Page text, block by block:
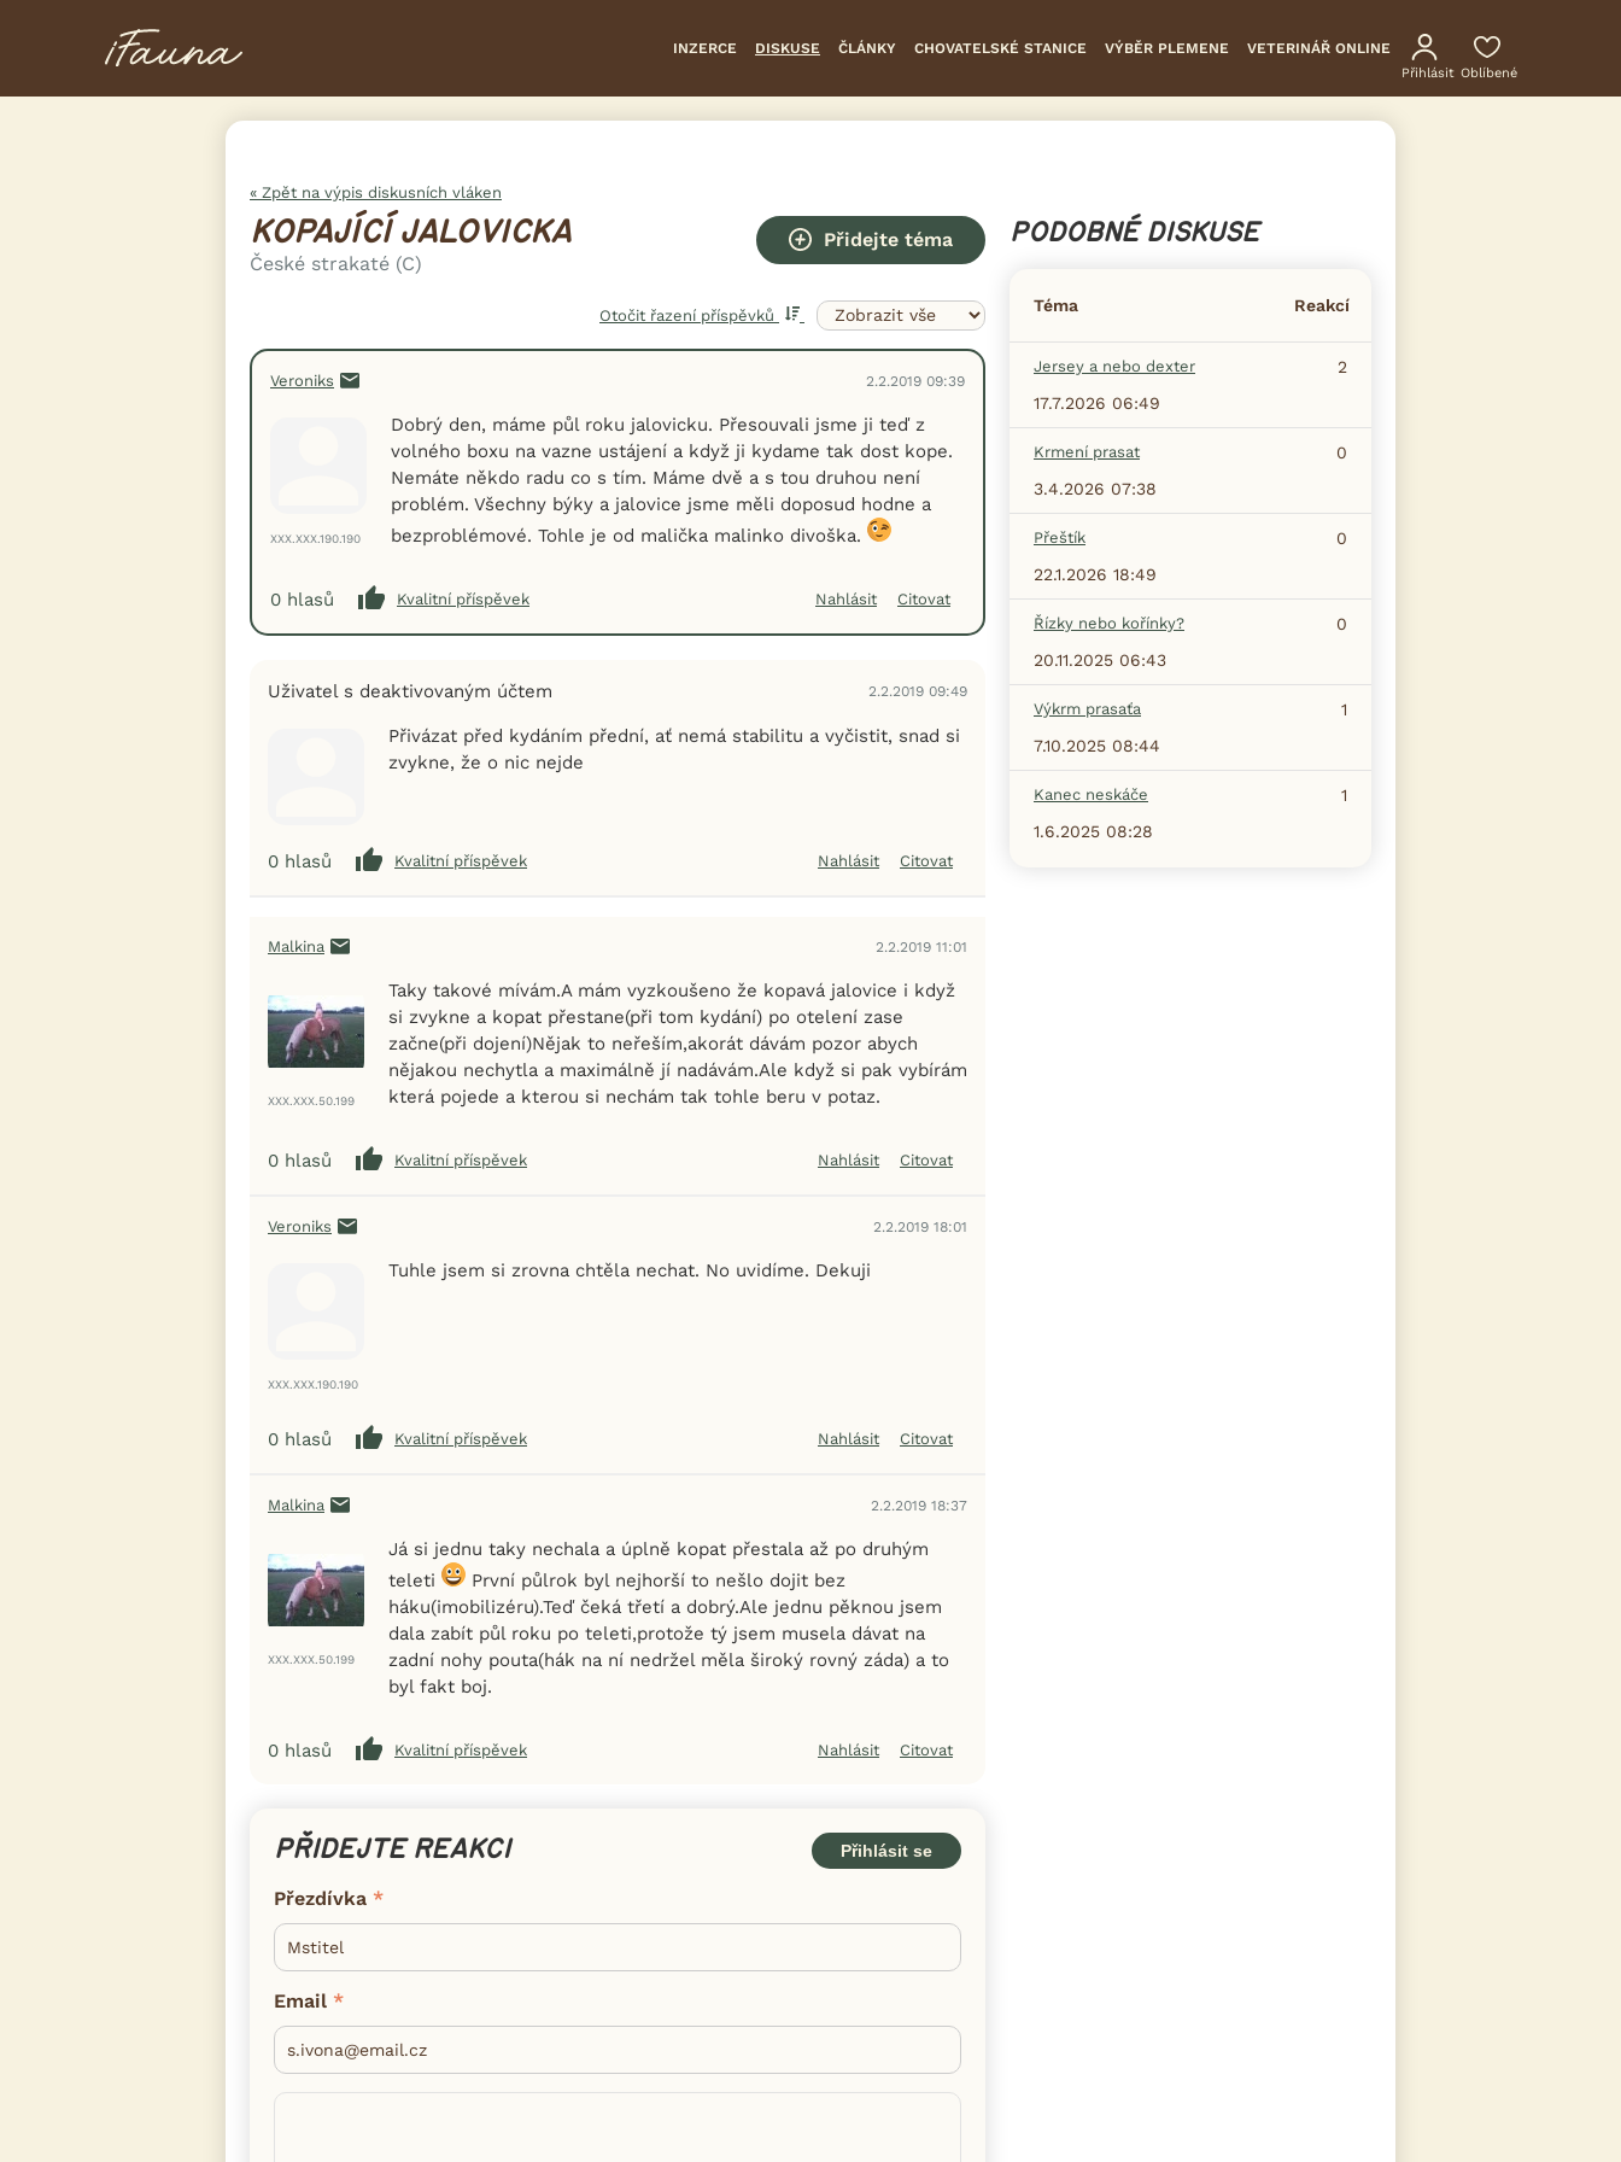
INZERCE DISKUSE ČLÁNKY CHOVATELSKÉ STANICE VÝBĚR PLEMENE VETERINÁŘ ONLINE
Přihlásit Oblíbené
« Zpět na výpis diskusních vláken
KOPAJÍCÍ JALOVICKA
České strakaté (C)
Přidejte téma
Otočit řazení příspěvků
Veroniks 2.2.2019 09:39
XXX.XXX.190.190
Dobrý den, máme půl roku jalovicku. Přesouvali jsme ji teď z
volného boxu na vazne ustájení a když ji kydame tak dost kope.
Nemáte někdo radu co s tím. Máme dvě a s tou druhou není
problém. Všechny býky a jalovice jsme měli doposud hodne a
bezproblémové. Tohle je od malička malinko divoška.
0 hlasů Kvalitní příspěvek Nahlásit Citovat
Uživatel s deaktivovaným účtem 2.2.2019 09:49
Přivázat před kydáním přední, ať nemá stabilitu a vyčistit, snad si
zvykne, že o nic nejde
0 hlasů Kvalitní příspěvek Nahlásit Citovat
Malkina 2.2.2019 11:01
XXX.XXX.50.199
Taky takové mívám.A mám vyzkoušeno že kopavá jalovice i když
si zvykne a kopat přestane(při tom kydání) po otelení zase
začne(při dojení)Nějak to neřeším,akorát dávám pozor abych
nějakou nechytla a maximálně jí nadávám.Ale když si pak vybírám
která pojede a kterou si nechám tak tohle beru v potaz.
0 hlasů Kvalitní příspěvek Nahlásit Citovat
Veroniks 2.2.2019 18:01
XXX.XXX.190.190
Tuhle jsem si zrovna chtěla nechat. No uvidíme. Dekuji
0 hlasů Kvalitní příspěvek Nahlásit Citovat
Malkina 2.2.2019 18:37
XXX.XXX.50.199
Já si jednu taky nechala a úplně kopat přestala až po druhým
teleti
První půlrok byl nejhorší to nešlo dojit bez
háku(imobilizéru).Teď čeká třetí a dobrý.Ale jednu pěknou jsem
dala zabít půl roku po teleti,protože tý jsem musela dávat na
zadní nohy pouta(hák na ní nedržel měla široký rovný záda) a to
byl fakt boj.
0 hlasů Kvalitní příspěvek Nahlásit Citovat
PŘIDEJTE REAKCI Přihlásit se
Přezdívka
Email
PODOBNÉ DISKUSE
Téma Reakcí
Jersey a nebo dexter
2
17.7.2026 06:49
Krmení prasat
0
3.4.2026 07:38
Přeštík
0
22.1.2026 18:49
Řízky nebo kořínky?
0
20.11.2025 06:43
Výkrm prasaťa
1
7.10.2025 08:44
Kanec neskáče
1
1.6.2025 08:28